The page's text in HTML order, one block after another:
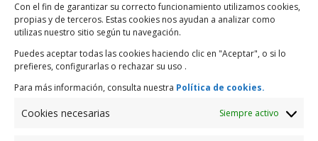
Con el fin de garantizar su correcto funcionamiento utilizamos cookies,
propias y de terceros. Estas cookies nos ayudan a analizar como
utilizas nuestro sitio según tu navegación.
Puedes aceptar todas las cookies haciendo clic en "Aceptar", o si lo
prefieres, configurarlas o rechazar su uso .
Para más información, consulta nuestra Política de cookies.
Cookies necesarias Siempre activo
MONTO CRÉDITO PLAZO
Hasta $80.000
meses